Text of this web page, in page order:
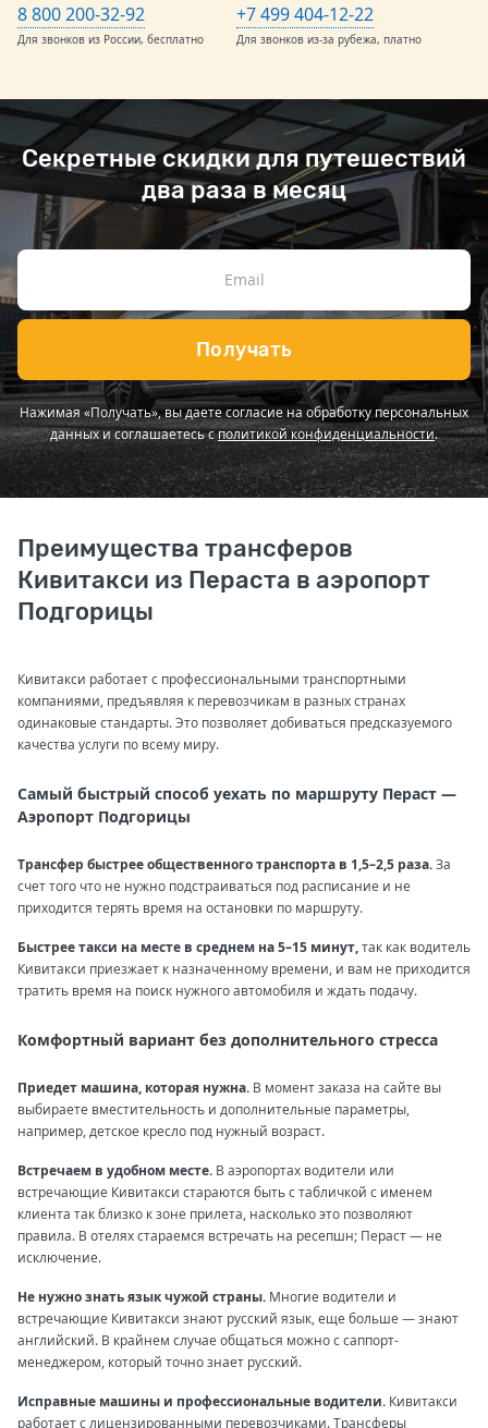
8 800 200-32-92
Для звонков из России, бесплатно
+7 499 404-12-22
Для звонков из-за рубежа, платно
Секретные скидки для путешествий
два раза в месяц
Получать
Нажимая «Получать», вы даете согласие на обработку персональных
данных и соглашаетесь сполитикой конфиденциальности.
Преимущества трансферов
Кивитакси из Пераста в аэропорт
Подгорицы
Кивитакси работает с профессиональными транспортными
компаниями, предъявляя к перевозчикам в разных странах
одинаковые стандарты. Это позволяет добиваться предсказуемого
качества услуги по всему миру.
Самый быстрый способ уехать по маршруту Пераст —
Аэропорт Подгорицы
Трансфер быстрее общественного транспорта в 1,5–2,5 раза.За
счет того что не нужно подстраиваться под расписание и не
приходится терять время на остановки по маршруту.
Быстрее такси на месте в среднем на 5–15 минут,так как водитель
Кивитакси приезжает к назначенному времени, и вам не приходится
тратить время на поиск нужного автомобиля и ждать подачу.
Комфортный вариант без дополнительного стресса
Приедет машина, которая нужна. В момент заказа на сайте вы
выбираете вместительность и дополнительные параметры,
например, детское кресло под нужный возраст.
Встречаем в удобном месте. В аэропортах водители или
встречающие Кивитакси стараются быть с табличкой с именем
клиента так близко к зоне прилета, насколько это позволяют
правила. В отелях стараемся встречать на ресепшн; Пераст — не
исключение.
Не нужно знать язык чужой страны. Многие водители и
встречающие Кивитакси знают русский язык, еще больше — знают
английский. В крайнем случае общаться можно с саппорт-
менеджером, который точно знает русский.
Исправные машины и профессиональные водители. Кивитакси
работает с лицензированными перевозчиками. Трансферы